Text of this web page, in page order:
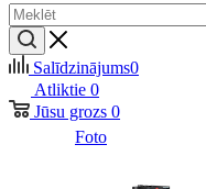
Salīdzinājums0
Atliktie 0
Jūsu grozs 0
Foto